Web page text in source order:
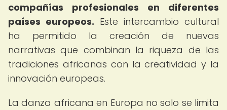
compañías profesionales en diferentes
países europeos. Este intercambio cultural
ha permitido la creación de nuevas
narrativas que combinan la riqueza de las
tradiciones africanas con la creatividad y la
innovación europeas.
La danza africana en Europa no solo se limita